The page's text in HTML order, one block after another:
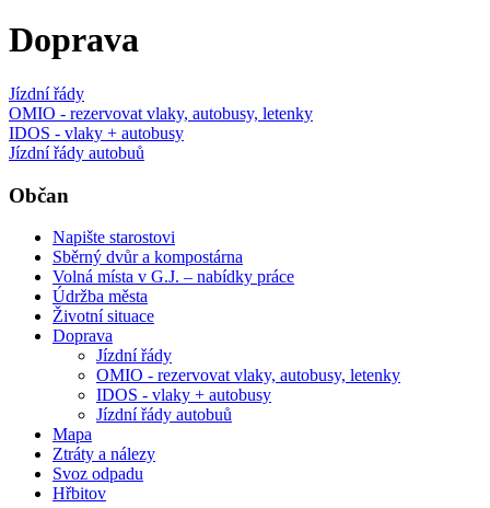
Doprava
Jízdní řády
OMIO - rezervovat vlaky, autobusy, letenky
IDOS - vlaky + autobusy
Jízdní řády autobuů
Občan
Napište starostovi
Sběrný dvůr a kompostárna
Volná místa v G.J. – nabídky práce
Údržba města
Životní situace
Doprava
Jízdní řády
OMIO - rezervovat vlaky, autobusy, letenky
IDOS - vlaky + autobusy
Jízdní řády autobuů
Mapa
Ztráty a nálezy
Svoz odpadu
Hřbitov